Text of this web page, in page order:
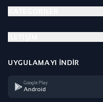
UYGULAMAYI İNDIR
Google Play
Android